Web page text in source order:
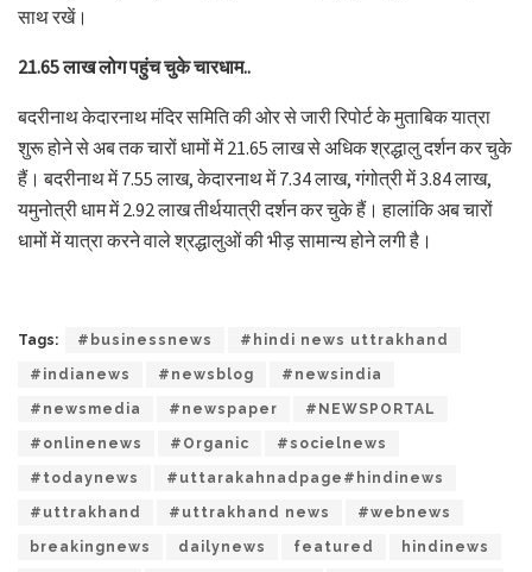
साथ रखें।
21.65 लाख लोग पहुंच चुके चारधाम..
बदरीनाथ केदारनाथ मंदिर समिति की ओर से जारी रिपोर्ट के मुताबिक यात्रा
शुरू होने से अब तक चारों धामों में 21.65 लाख से अधिक श्रद्धालु दर्शन कर चुके
हैं। बदरीनाथ में 7.55 लाख, केदारनाथ में 7.34 लाख, गंगोत्री में 3.84 लाख,
यमुनोत्री धाम में 2.92 लाख तीर्थयात्री दर्शन कर चुके हैं। हालांकि अब चारों
धामों में यात्रा करने वाले श्रद्धालुओं की भीड़ सामान्य होने लगी है।
Tags: #businessnews #hindi news uttrakhand
#indianews #newsblog #newsindia
#newsmedia #newspaper #NEWSPORTAL
#onlinenews #Organic #socielnews
#todaynews #uttarakahnadpage#hindinews
#uttrakhand #uttrakhand news #webnews
breakingnews dailynews featured hindinews